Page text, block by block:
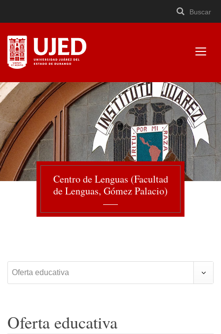
a
contenido
×
Buscar
Universidad Juárez del
Estado de Durango
Centro de Lenguas (Facultad
de Lenguas, Gómez Palacio)
Oferta educativa
Oferta educativa